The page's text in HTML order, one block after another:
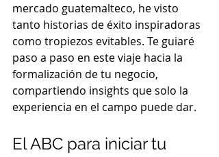
mercado guatemalteco, he visto
tanto historias de éxito inspiradoras
como tropiezos evitables. Te guiaré
paso a paso en este viaje hacia la
formalización de tu negocio,
compartiendo insights que solo la
experiencia en el campo puede dar.
El ABC para iniciar tu